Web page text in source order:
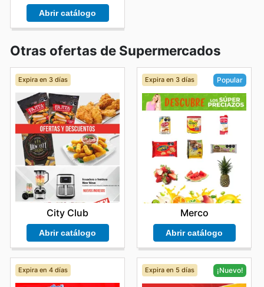
Abrir catálogo
Otras ofertas de Supermercados
Expira en 3 días
City Club
Abrir catálogo
Expira en 3 días Popular
Merco
Abrir catálogo
Expira en 4 días Expira en 5 días ¡Nuevo!